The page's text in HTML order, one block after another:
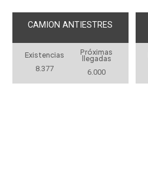
CAMION ANTIESTRES
Existencias
8.377
Próximas
llegadas
6.000